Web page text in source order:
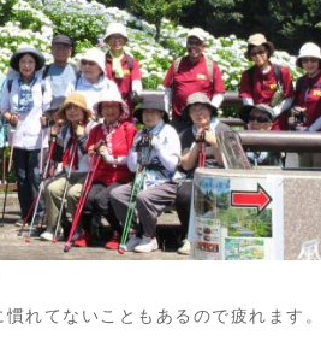
れてないこともあるので疲れます。